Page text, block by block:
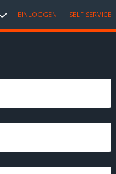
EINLOGGEN SELF SERVICE